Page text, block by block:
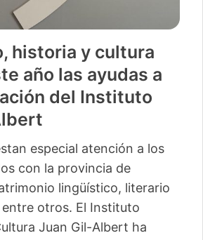
historia y cultura
año las ayudas a
del Instituto
especial atención a los
con la provincia de
lingüístico, literario
otros. El Instituto
Juan Gil-Albert ha